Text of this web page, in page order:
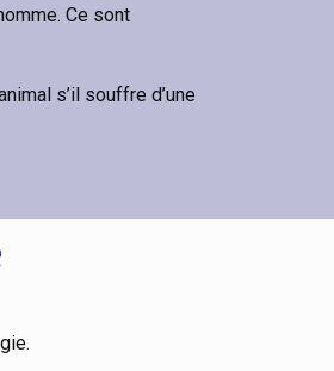
Ce sont
s’il souffre d’une